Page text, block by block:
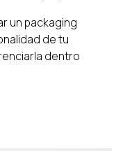
un packaging
de tu
dentro